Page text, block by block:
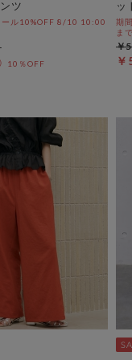
ツ
ール10%OFF 8/10 10:00
10％OFF
ッ
期
ま
￥
￥